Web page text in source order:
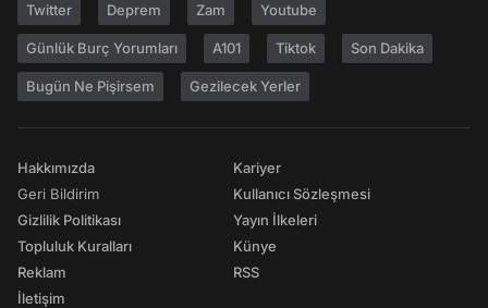
Twitter Deprem Zam Youtube
Günlük Burç Yorumları A101 Tiktok Son Dakika
Bugün Ne Pişirsem Gezilecek Yerler
Hakkımızda
Geri Bildirim
Gizlilik Politikası
Topluluk Kuralları
Reklam
İletişim
Kariyer
Kullanıcı Sözleşmesi
Yayın İlkeleri
Künye
RSS